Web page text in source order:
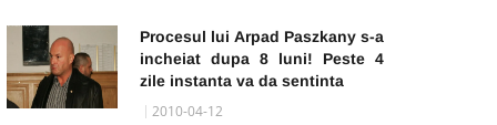
Procesul lui Arpad Paszkany s-a
incheiat dupa 8 luni! Peste 4
zile instanta va da sentinta
2010-04-12